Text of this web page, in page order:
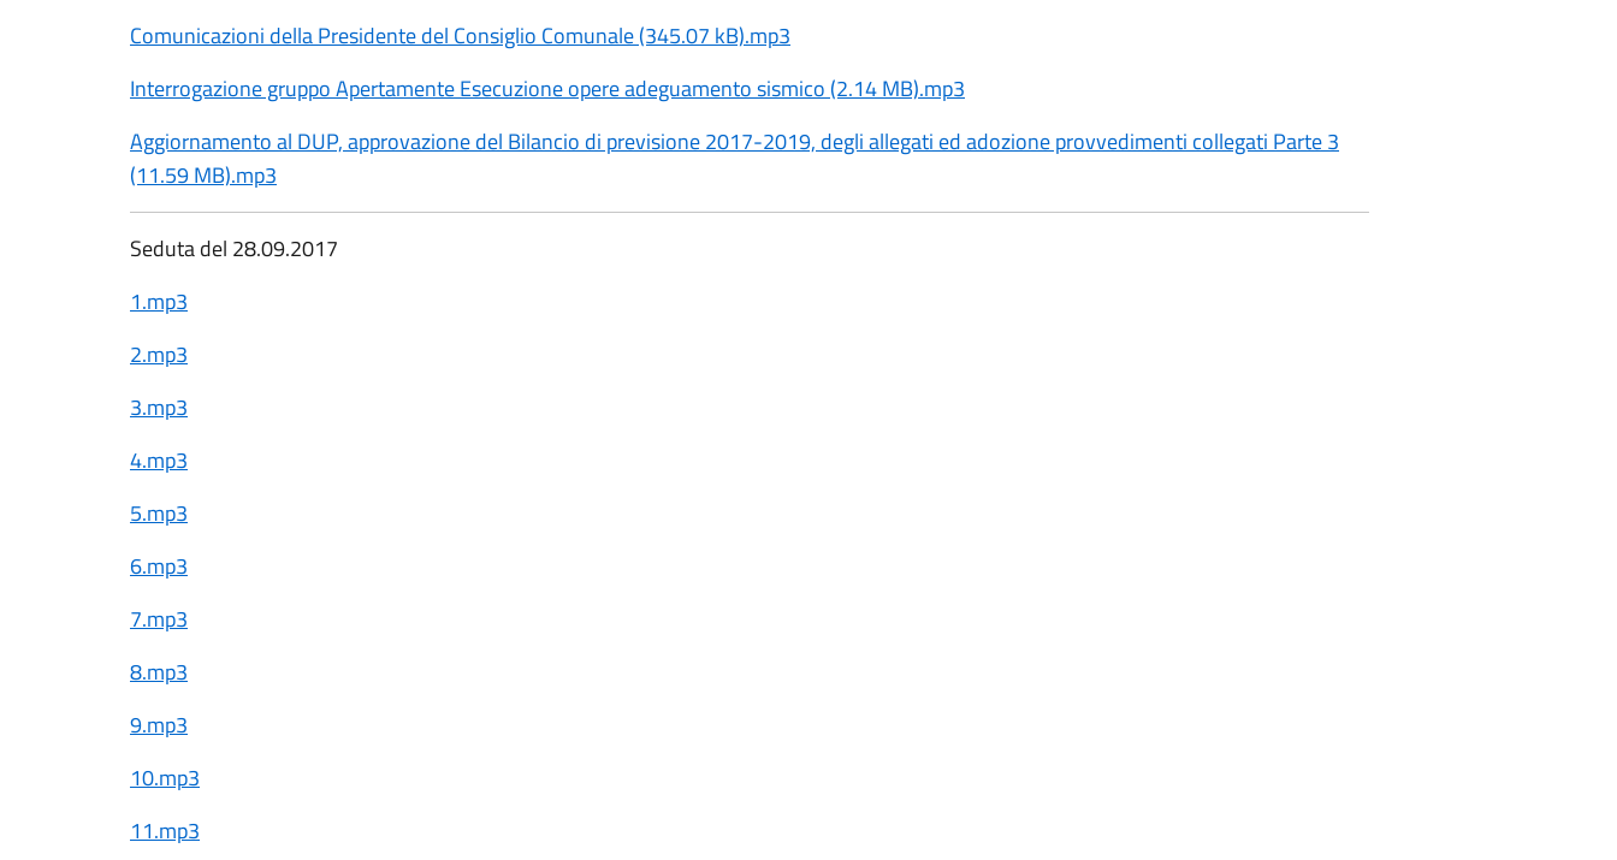
Comunicazioni della Presidente del Consiglio Comunale (345.07 kB).mp3
Interrogazione gruppo Apertamente Esecuzione opere adeguamento sismico (2.14 MB).mp3
Aggiornamento al DUP, approvazione del Bilancio di previsione 2017-2019, degli allegati ed adozione provvedimenti collegati Parte 3
(11.59 MB).mp3
Seduta del 28.09.2017
1.mp3
2.mp3
3.mp3
4.mp3
5.mp3
6.mp3
7.mp3
8.mp3
9.mp3
10.mp3
11.mp3